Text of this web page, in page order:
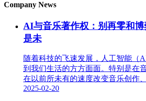
Company News
AI与音乐著作权：别再零和
是未
随着科技的飞速发展，人工智能（
到我们生活的方方面面。特别是在
在以前所未有的速度改变音乐创作
2025-02-20